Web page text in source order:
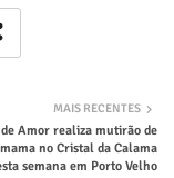
MAIS RECENTES
Amor realiza mutirão de
no Cristal da Calama
semana em Porto Velho